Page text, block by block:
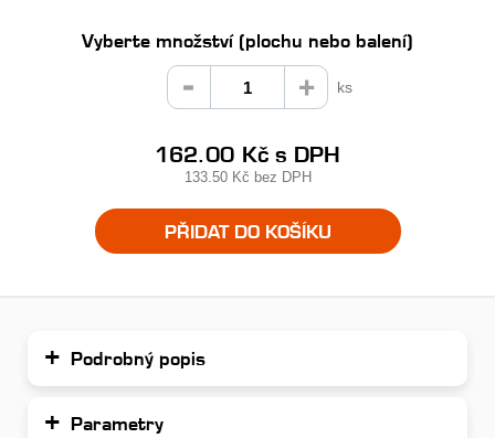
Vyberte množství (plochu nebo balení)
ks
162.00 Kč s DPH
133.50 Kč bez DPH
PŘIDAT DO KOŠÍKU
Podrobný popis
Parametry